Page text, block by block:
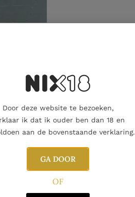
Door deze website te bezoeken,
ik dat ik ouder ben dan 18 en
aan de bovenstaande verklaring.
GA DOOR
OF